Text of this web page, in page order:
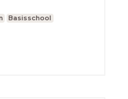
Basisschool